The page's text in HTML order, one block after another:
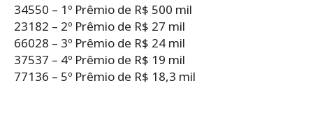
34550 – 1º Prêmio de R$ 500 mil
23182 – 2º Prêmio de R$ 27 mil
66028 – 3º Prêmio de R$ 24 mil
37537 – 4º Prêmio de R$ 19 mil
77136 – 5º Prêmio de R$ 18,3 mil